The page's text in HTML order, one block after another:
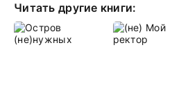
Читать другие книги: